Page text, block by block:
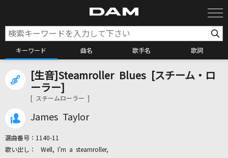
キーワード 曲名 歌手名 歌詞
カラオケ検索
カラオケリクエスト
[生音]Steamroller Blues [スチーム・ロ
ーラー]
[ スチームローラー ]
James Taylor
選曲番号： 1140-11
Well, I'm a steamroller,